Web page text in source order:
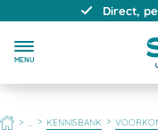
Direct,
MENU
HOME KENNISBANK